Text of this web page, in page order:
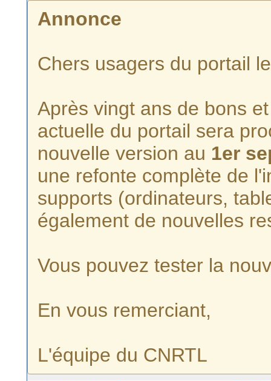
Annonce
Chers usagers du portail
Après vingt ans de bons
actuelle du portail sera
nouvelle version au 1er
une refonte complète de
supports (ordinateurs,
également de nouvelles
Vous pouvez tester la
En vous remerciant,
L'équipe du CNRTL